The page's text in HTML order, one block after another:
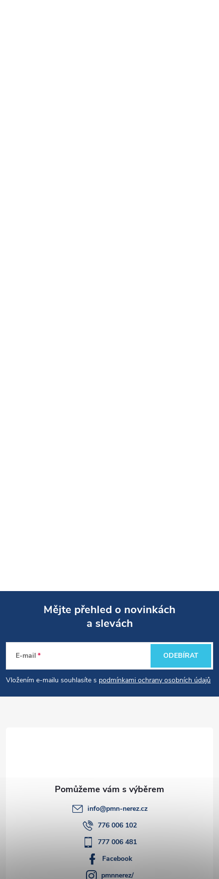
p
a
Mějte přehled o novinkách
a slevách
E-mail
Vložením e-mailu souhlasíte s podmínkami ochrany osobních údajů
ODEBÍRAT
info@pmn-nerez.cz
776 006 102
777 006 481
Facebook
pmnnerez/